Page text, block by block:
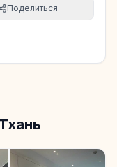
Поделиться